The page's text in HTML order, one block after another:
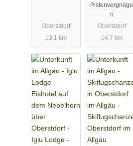
Oberstdorf
13.1 km
Pistenvergnüge
n
Oberstdorf
14.7 km